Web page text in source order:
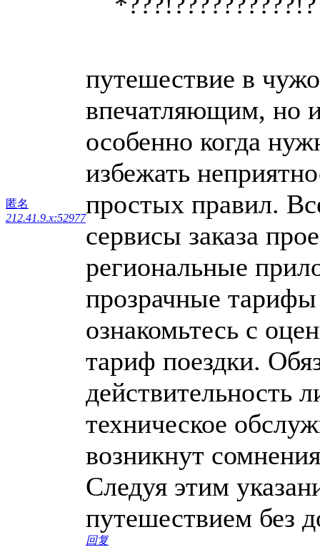
匿名
212.41.9.x:52977
путешествие в
впечатляющим, но
особенно когда
избежать
простых правил.
сервисы заказа
региональные
прозрачные
ознакомьтесь с
тариф поездки.
действительность
техническое
возникнут
Следуя этим
путешествием без
回复